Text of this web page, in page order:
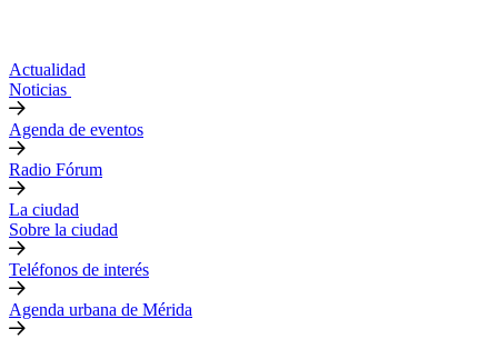
Actualidad
Noticias
Agenda de eventos
Radio Fórum
La ciudad
Sobre la ciudad
Teléfonos de interés
Agenda urbana de Mérida